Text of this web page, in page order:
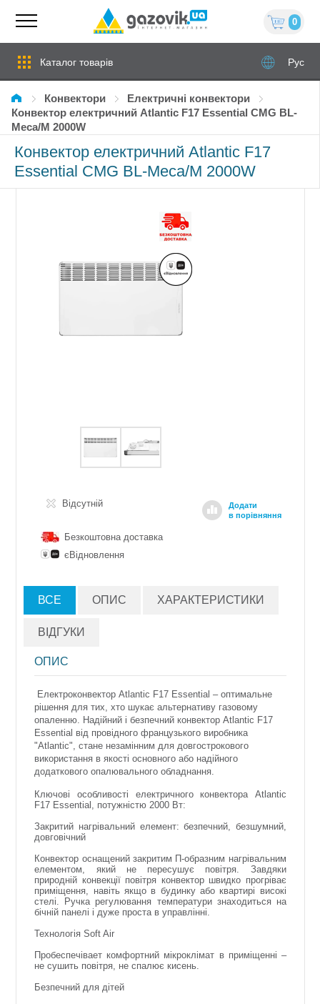
0
Каталог товарів Рус
Конвектори
Електричні конвектори
Конвектор електричний Atlantic F17 Essential CMG BL-
Meca/M 2000W
Конвектор електричний Atlantic F17
Essential CMG BL-Meca/M 2000W
Додати
в порівняння
Відсутній
Безкоштовна доставка
єВідновлення
ВСЕ ОПИС ХАРАКТЕРИСТИКИ
ВІДГУКИ
ОПИС
Електроконвектор Atlantic F17 Essential – оптимальне
рішення для тих, хто шукає альтернативу газовому
опаленню. Надійний і безпечний конвектор Atlantic F17
Essential від провідного французького виробника
"Atlantic", стане незамінним для довгострокового
використання в якості основного або надійного
додаткового опалювального обладнання.
Ключові особливості електричного конвектора Atlantic
F17 Essential, потужністю 2000 Вт:
Закритий нагрівальний елемент: безпечний, безшумний,
довговічний
Конвектор оснащений закритим П-образним нагрівальним
елементом, який не пересушує повітря. Завдяки
природній конвекції повітря конвектор швидко прогріває
приміщення, навіть якщо в будинку або квартирі високі
стелі. Ручка регулювання температури знаходиться на
бічній панелі і дуже проста в управлінні.
Технологія Soft Air
Пробеспечівает комфортний мікроклімат в приміщенні –
не сушить повітря, не спалює кисень.
Безпечний для дітей